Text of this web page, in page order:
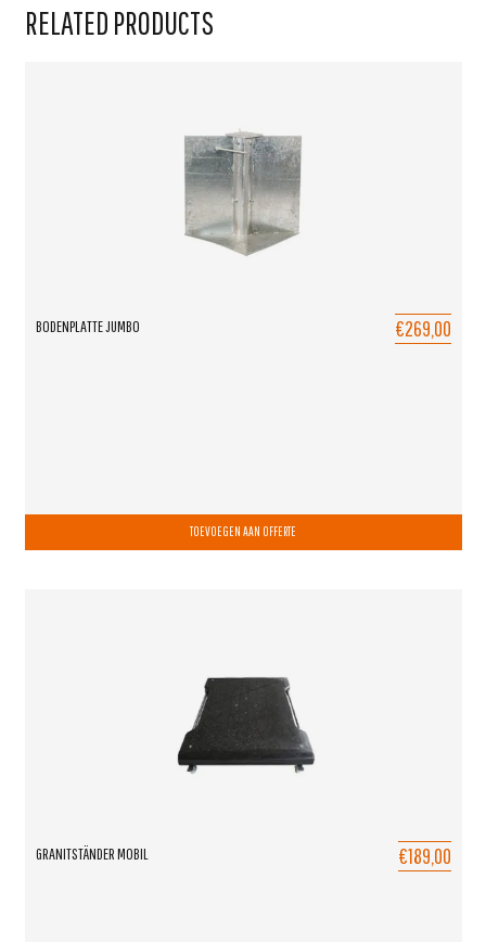
RELATED PRODUCTS
BODENPLATTE JUMBO €269,00
TOEVOEGEN AAN OFFERTE
GRANITSTÄNDER MOBIL €189,00